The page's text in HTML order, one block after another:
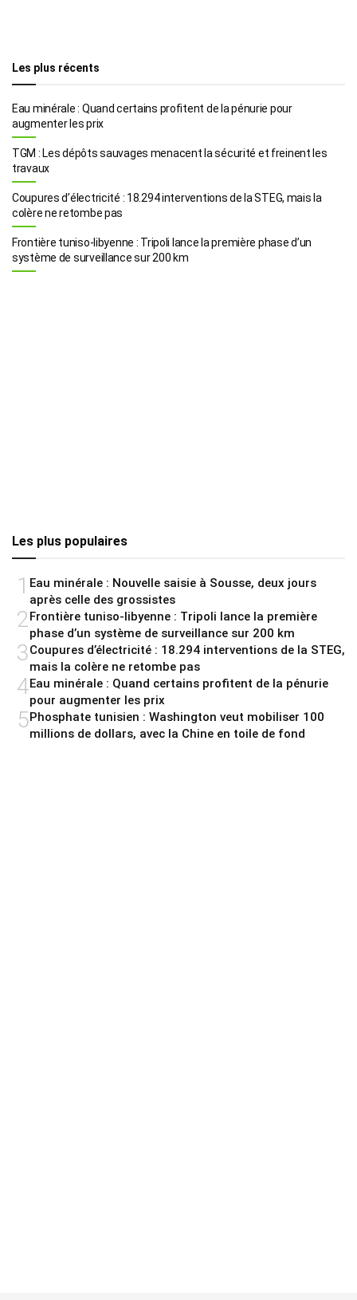
Les plus récents
Eau minérale : Quand certains profitent de la pénurie pour
augmenter les prix
TGM : Les dépôts sauvages menacent la sécurité et freinent les
travaux
Coupures d’électricité : 18.294 interventions de la STEG, mais la
colère ne retombe pas
Frontière tuniso-libyenne : Tripoli lance la première phase d’un
système de surveillance sur 200 km
Les plus populaires
1 Eau minérale : Nouvelle saisie à Sousse, deux jours
après celle des grossistes
2 Frontière tuniso-libyenne : Tripoli lance la première
phase d’un système de surveillance sur 200 km
3Coupures d’électricité : 18.294 interventions de la STEG,
mais la colère ne retombe pas
4Eau minérale : Quand certains profitent de la pénurie
pour augmenter les prix
5Phosphate tunisien : Washington veut mobiliser 100
millions de dollars, avec la Chine en toile de fond